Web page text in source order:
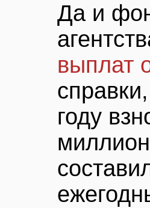
Да и
выплат
году